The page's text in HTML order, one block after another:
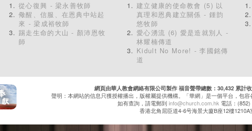
從心復興 - 梁永善牧師
儆醒、信服、在恩典中站起
來 - 梁成裕牧師
踢走生命的大山 - 顏沛恩牧
師
建立健康的使命教會 (5) 以
真理和恩典建立關係 - 鍾韵
悠牧師
愛心湧流 (6) 愛是造就別人 -
林耀楠傳道
Kidult No More! - 李國銘傳
道
網頁由華人教會網絡有限公司製作 福音聲帶總數：30,432 累計
聲明：本網站的信息只獲授權播出，版權屬提供機構。「華網」是一個平台，包容
如有查詢，請電郵到info@church.com.hk 電話：
香港北角屈臣道4-6号海景大廈B座12樓1210A